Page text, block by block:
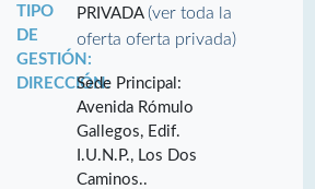
TIPO
DE
GESTIÓN:
PRIVADA(ver toda la
oferta oferta privada)
DIRECCIÓN:Sede Principal:
Avenida Rómulo
Gallegos, Edif.
I.U.N.P., Los Dos
Caminos..